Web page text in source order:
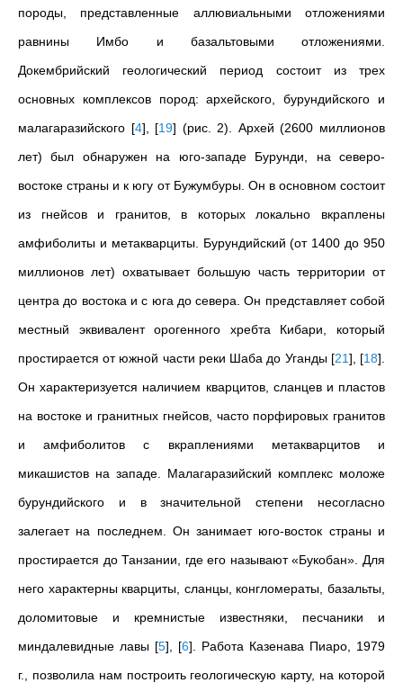
породы, представленные аллювиальными отложениями
равнины Имбо и базальтовыми отложениями.
Докембрийский геологический период состоит из трех
основных комплексов пород: архейского, бурундийского и
малагаразийского [4] [19] (рис. 2). Архей (2600 миллионов
лет) был обнаружен на юго-западе Бурунди, на северо-
востоке страны и к югу от Бужумбуры. Он в основном состоит
из гнейсов и гранитов, в которых локально вкраплены
амфиболиты и метакварциты. Бурундийский (от 1400 до 950
миллионов лет) охватывает большую часть территории от
центра до востока и с юга до севера. Он представляет собой
местный эквивалент орогенного хребта Кибари, который
простирается от южной части реки Шаба до Уганды [21] [18]
Он характеризуется наличием кварцитов, сланцев и пластов
на востоке и гранитных гнейсов, часто порфировых гранитов
и амфиболитов с вкраплениями метакварцитов и
микашистов на западе. Малагаразийский комплекс моложе
бурундийского и в значительной степени несогласно
залегает на последнем. Он занимает юго-восток страны и
простирается до Танзании, где его называют «Букобан». Для
него характерны кварциты, сланцы, конгломераты, базальты,
доломитовые и кремнистые известняки, песчаники и
миндалевидные лавы [5] [6] . Работа Казенава Пиаро, 1979
г., позволила нам построить геологическую карту, на которой